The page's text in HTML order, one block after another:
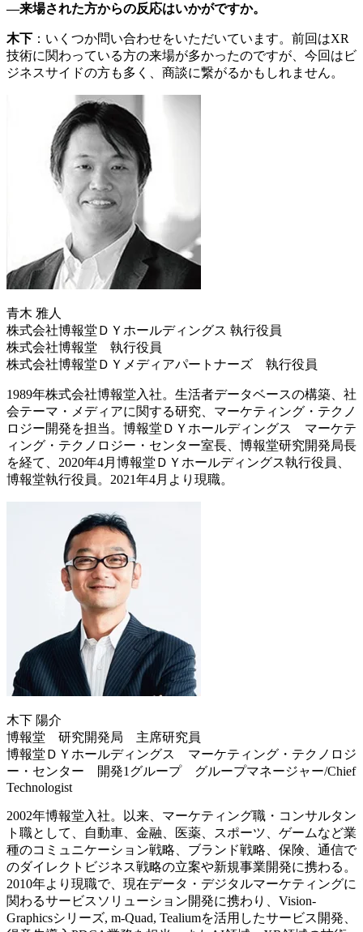
—来場された方からの反応はいかがですか。
木下 ：いくつか問い合わせをいただいています。前回はXR
技術に関わっている方の来場が多かったのですが、今回はビ
ジネスサイドの方も多く、商談に繋がるかもしれません。
青木 雅人
株式会社博報堂ＤＹホールディングス 執行役員
株式会社博報堂 執行役員
株式会社博報堂ＤＹメディアパートナーズ 執行役員
1989年株式会社博報堂入社。生活者データベースの構築、社
会テーマ・メディアに関する研究、マーケティング・テクノ
ロジー開発を担当。博報堂ＤＹホールディングス マーケテ
ィング・テクノロジー・センター室長、博報堂研究開発局長
を経て、2020年4月博報堂ＤＹホールディングス執行役員、
博報堂執行役員。2021年4月より現職。
木下 陽介
博報堂 研究開発局 主席研究員
博報堂ＤＹホールディングス マーケティング・テクノロジ
ー・センター 開発1グループ グループマネージャー/Chief
Technologist
2002年博報堂入社。以来、マーケティング職・コンサルタン
ト職として、自動車、金融、医薬、スポーツ、ゲームなど業
種のコミュニケーション戦略、ブランド戦略、保険、通信で
のダイレクトビジネス戦略の立案や新規事業開発に携わる。
2010年より現職で、現在データ・デジタルマーケティングに
関わるサービスソリューション開発に携わり、Vision-
Graphicsシリーズ, m-Quad, Tealiumを活用したサービス開発、